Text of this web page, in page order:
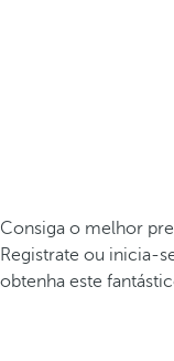
Consiga o melhor
Registrate ou inicia-
obtenha este